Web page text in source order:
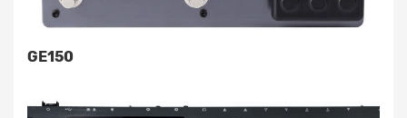
GE150